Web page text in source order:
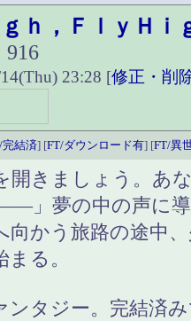
ｈ，ＦｌｙＨｉ
916
23:28 [修正・削
完結済] [FT/ダウンロード有] [FT/異
開きましょう。あ
」夢の中の声に
向かう旅路の途中
る。
ンタジー。完結済